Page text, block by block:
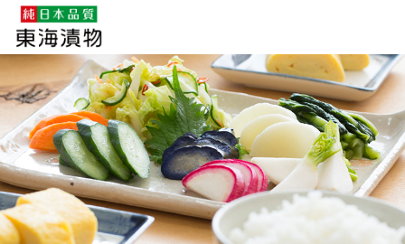
企業・採用情報 社会貢献 品質保証